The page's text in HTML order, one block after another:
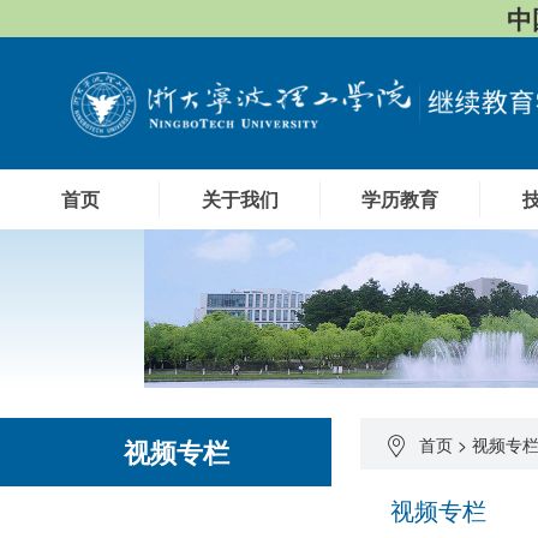
首页 关于我们 学历教育
首页 > 视频专栏
视频专栏
视频专栏